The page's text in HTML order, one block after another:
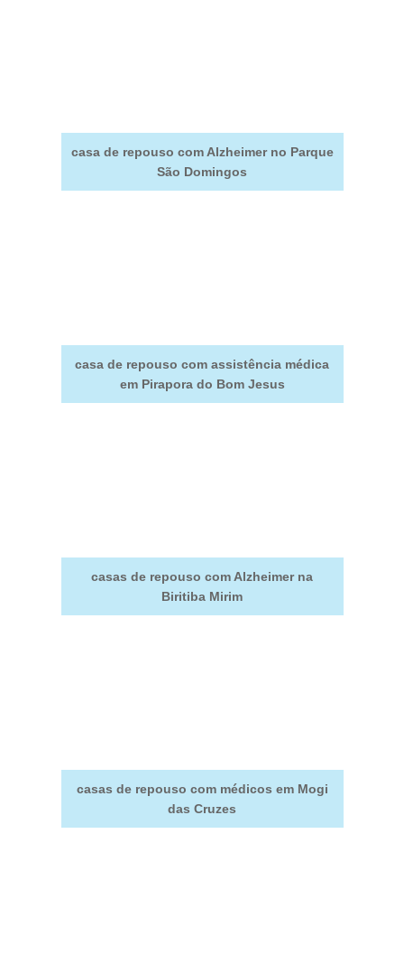
casa de repouso com Alzheimer no Parque
São Domingos
casa de repouso com assistência médica
em Pirapora do Bom Jesus
casas de repouso com Alzheimer na
Biritiba Mirim
casas de repouso com médicos em Mogi
das Cruzes